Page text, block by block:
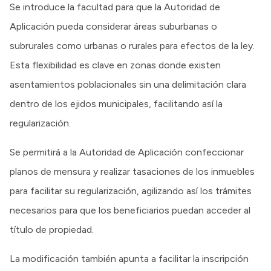
Se introduce la facultad para que la Autoridad de
Aplicación pueda considerar áreas suburbanas o
subrurales como urbanas o rurales para efectos de la ley.
Esta flexibilidad es clave en zonas donde existen
asentamientos poblacionales sin una delimitación clara
dentro de los ejidos municipales, facilitando así la
regularización.
Se permitirá a la Autoridad de Aplicación confeccionar
planos de mensura y realizar tasaciones de los inmuebles
para facilitar su regularización, agilizando así los trámites
necesarios para que los beneficiarios puedan acceder al
título de propiedad.
La modificación también apunta a facilitar la inscripción